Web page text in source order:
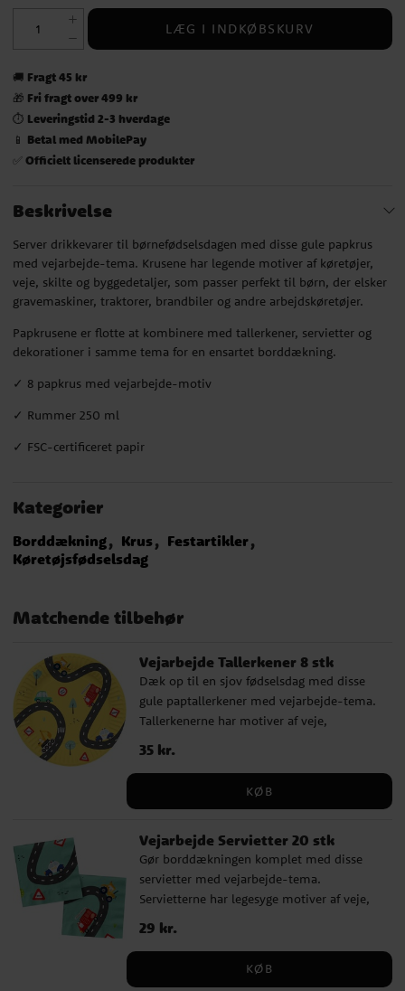
LÆG I INDKØBSKURV
🚚 Fragt 45 kr
🎁 Fri fragt over 499 kr
⏱️ Leveringstid 2-3 hverdage
📱 Betal med MobilePay
✅ Officielt licenserede produkter
Beskrivelse
Server drikkevarer til børnefødselsdagen med disse gule papkrus
med vejarbejde-tema. Krusene har legende motiver af køretøjer,
veje, skilte og byggedetaljer, som passer perfekt til børn, der elsker
gravemaskiner, traktorer, brandbiler og andre arbejdskøretøjer.
Papkrusene er flotte at kombinere med tallerkener, servietter og
dekorationer i samme tema for en ensartet borddækning.
✓ 8 papkrus med vejarbejde-motiv
✓ Rummer 250 ml
✓ FSC-certificeret papir
Kategorier
Borddækning Krus
Festartikler
Køretøjsfødselsdag
Matchende tilbehør
Vejarbejde Tallerkener 8 stk
Dæk op til en sjov fødselsdag med disse
gule paptallerkener med vejarbejde-tema.
Tallerkenerne har motiver af veje,
køretøjer, skilte og små byggedetaljer, der
passer perfekt til børn, der kan lide
arbejdsmaskiner. Tallerkenerne er fine at
dekorationer i samme tema og gør
borddækningen ekstra legende. Et godt
valg til børnefødselsdagen, hvor
byggeplads, køretøjer og veje er i fokus. ✓
8 paptallerkener med vejarbejde-motiv ✓
Pris:35 kr.
35 kr.
KØB
Vejarbejde Servietter 20 stk
Gør borddækningen komplet med disse
servietter med vejarbejde-tema.
Servietterne har legesyge motiver af veje,
passer perfekt til børn, der elsker
politibiler. ✔ 20 servietter med
Pris:29 kr.
29 kr.
KØB